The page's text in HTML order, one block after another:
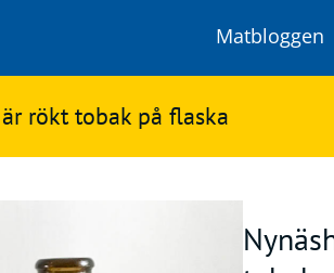
Matbloggen
rökt tobak på flaska